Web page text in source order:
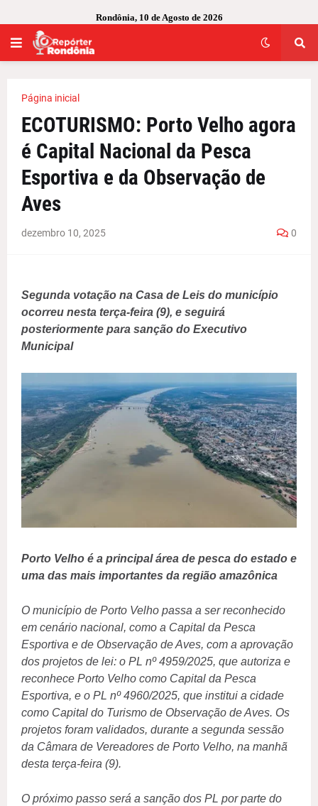
Rondônia, 10 de Agosto de 2026
Página inicial
ECOTURISMO: Porto Velho agora
é Capital Nacional da Pesca
Esportiva e da Observação de
Aves
dezembro 10, 2025 0
Segunda votação na Casa de Leis do município
ocorreu nesta terça-feira (9), e seguirá
posteriormente para sanção do Executivo
Municipal
Porto Velho é a principal área de pesca do estado e
uma das mais importantes da região amazônica
O município de Porto Velho passa a ser reconhecido
em cenário nacional, como a Capital da Pesca
Esportiva e de Observação de Aves, com a aprovação
dos projetos de lei: o PL nº 4959/2025, que autoriza e
reconhece Porto Velho como Capital da Pesca
Esportiva, e o PL nº 4960/2025, que institui a cidade
como Capital do Turismo de Observação de Aves. Os
projetos foram validados, durante a segunda sessão
da Câmara de Vereadores de Porto Velho, na manhã
desta terça-feira (9).
O próximo passo será a sanção dos PL por parte do